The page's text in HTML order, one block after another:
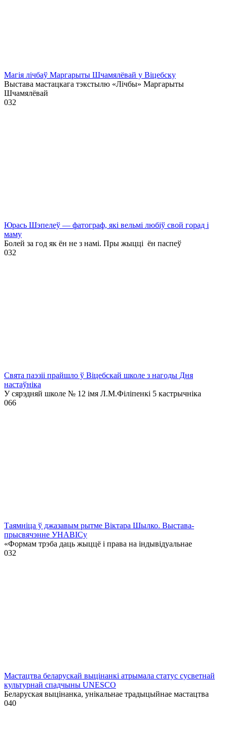
Магія лічбаў Маргарыты Шчамялёвай у Віцебску
Выстава мастацкага тэкстылю «Лічбы» Маргарыты
Шчамялёвай
032
Юрась Шэпелеў — фатограф, які вельмі любіў свой горад і
маму
Болей за год як ён не з намі. Пры жыцці ён паспеў
032
Свята паэзіі прайшло ў Віцебскай школе з нагоды Дня
настаўніка
У сярэдняй школе № 12 імя Л.М.Філіпенкі 5 кастрычніка
066
Таямніца ў джазавым рытме Віктара Шылко. Выстава-
прысвячэнне УНАВІСу
«Формам трэба даць жыццё і права на індывідуальнае
032
Мастацтва беларускай выцінанкі атрымала статус сусветнай
культурнай спадчыны UNESCO
Беларуская выцінанка, унікальнае традыцыйнае мастацтва
040